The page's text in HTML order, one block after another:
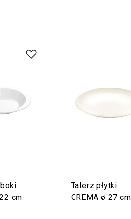
cm
Talerz płytki
CREMA ø 27 cm